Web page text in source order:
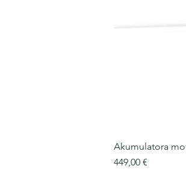
Akumulatora
Cena
449,00 €